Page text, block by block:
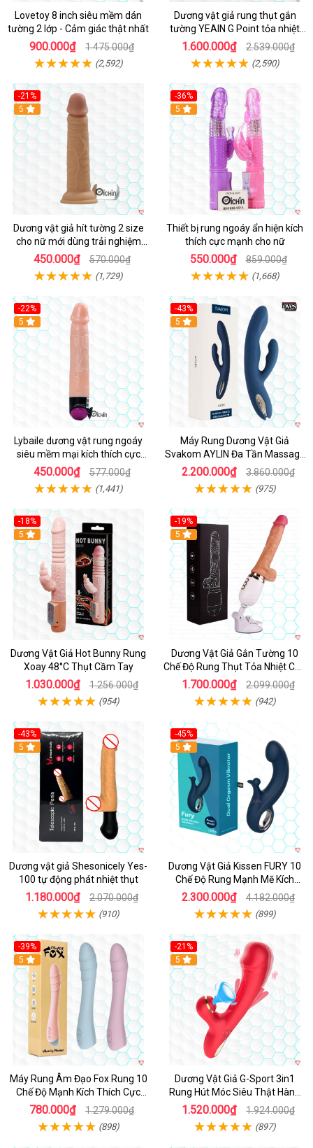
Lovetoy 8 inch siêu mềm dán
tường 2 lớp - Cảm giác thật nhất
900.000₫ 1.475.000₫
(2,592)
Dương vật giả rung thụt gắn
tường YEAIN G Point tỏa nhiệt
điều khiển từ xa
1.600.000₫ 2.539.000₫
(2,590)
-21%
Hot
5
Dương vật giả hít tường 2 size
cho nữ mới dùng trải nghiệm
thật
450.000₫ 570.000₫
(1,729)
-36%
Hot
5
Thiết bị rung ngoáy ẩn hiện kích
thích cực mạnh cho nữ
550.000₫ 859.000₫
(1,668)
-22%
Hot
5
Lybaile dương vật rung ngoáy
siêu mềm mại kích thích cực
mạnh
450.000₫ 577.000₫
(1,441)
-43%
Hot
5
Máy Rung Dương Vật Giả
Svakom AYLIN Đa Tần Massage
Sướng
2.200.000₫ 3.860.000₫
(975)
-18%
Hot
5
Dương Vật Giả Hot Bunny Rung
Xoay 48°C Thụt Cầm Tay
1.030.000₫ 1.256.000₫
(954)
-19%
Hot
5
Dương Vật Giả Gắn Tường 10
Chế Độ Rung Thụt Tỏa Nhiệt Cao
Cấp
1.700.000₫ 2.099.000₫
(942)
-43%
5
Dương vật giả Shesonicely Yes-
100 tự động phát nhiệt thụt
1.180.000₫ 2.070.000₫
(910)
-45%
Hot
5
Dương Vật Giả Kissen FURY 10
Chế Độ Rung Mạnh Mẽ Kích
Thích
2.300.000₫ 4.182.000₫
(899)
-39%
Hot
5
Máy Rung Âm Đạo Fox Rung 10
Chế Độ Mạnh Kích Thích Cực
Sướng
780.000₫ 1.279.000₫
(898)
-21%
Hot
5
Dương Vật Giả G-Sport 3in1
Rung Hút Móc Siêu Thật Hàng
Hot
1.520.000₫ 1.924.000₫
(897)